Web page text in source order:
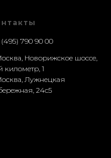
(495) 790 90 00
Новорижское шоссе,
километр, 1
Лужнецкая
24с5